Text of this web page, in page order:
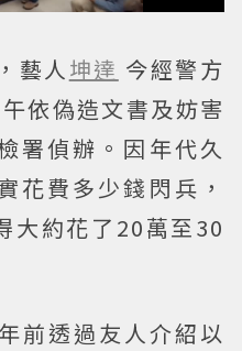
藝人坤達 今經警方
依偽造文書及妨害
署偵辦。因年代久
花費多少錢閃兵，
大約花了20萬至30
前透過友人介紹以